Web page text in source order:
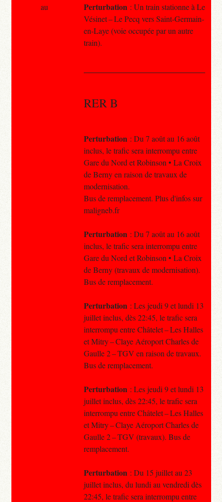
Perturbation : Un train stationne à Le
Vésinet – Le Pecq vers Saint-Germain-
en-Laye (voie occupée par un autre
train).
RER B
Perturbation : Du 7 août au 16 août
inclus, le trafic sera interrompu entre
Gare du Nord et Robinson • La Croix
de Berny en raison de travaux de
modernisation.
Bus de remplacement. Plus d'infos sur
maligneb.fr
Perturbation : Du 7 août au 16 août
inclus, le trafic sera interrompu entre
Gare du Nord et Robinson • La Croix
de Berny (travaux de modernisation).
Bus de remplacement.
Perturbation : Les jeudi 9 et lundi 13
juillet inclus, dès 22:45, le trafic sera
interrompu entre Châtelet – Les Halles
et Mitry – Claye Aéroport Charles de
Gaulle 2 – TGV en raison de travaux.
Bus de remplacement.
Perturbation : Les jeudi 9 et lundi 13
juillet inclus, dès 22:45, le trafic sera
interrompu entre Châtelet – Les Halles
et Mitry – Claye Aéroport Charles de
Gaulle 2 – TGV (travaux). Bus de
remplacement.
Perturbation : Du 15 juillet au 23
juillet inclus, du lundi au vendredi dès
22:45, le trafic sera interrompu entre
au